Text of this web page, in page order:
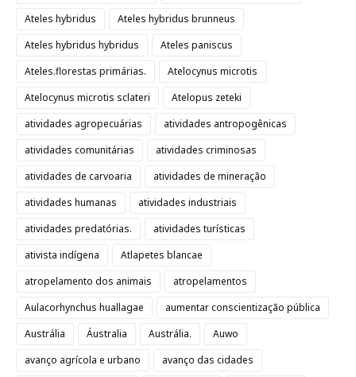
Ateles hybridus
Ateles hybridus brunneus
Ateles hybridus hybridus
Ateles paniscus
Ateles.florestas primárias.
Atelocynus microtis
Atelocynus microtis sclateri
Atelopus zeteki
atividades agropecuárias
atividades antropogênicas
atividades comunitárias
atividades criminosas
atividades de carvoaria
atividades de mineração
atividades humanas
atividades industriais
atividades predatórias.
atividades turísticas
ativista indígena
Atlapetes blancae
atropelamento dos animais
atropelamentos
Aulacorhynchus huallagae
aumentar conscientização pública
Austrália
Áustralia Austrália.
Auwo
avanço agrícola e urbano
avanço das cidades